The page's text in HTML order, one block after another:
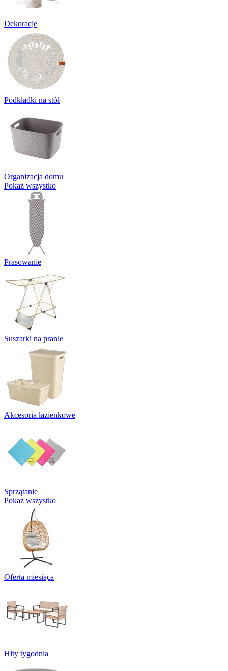
Dekoracje
Podkładki na stół
Organizacja domu
Pokaż wszystko
Prasowanie
Suszarki na pranie
Akcesoria łazienkowe
Sprzątanie
Pokaż wszystko
Oferta miesiąca
Hity tygodnia